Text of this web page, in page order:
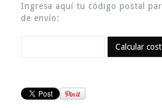
Ingresa aquí tu código postal
de envío:
Calcular